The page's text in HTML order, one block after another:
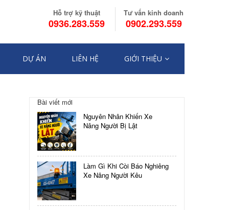
Hỗ trợ kỹ thuật
0936.283.559
Tư vấn kinh doanh
0902.293.559
DỰ ÁN LIÊN HỆ GIỚI THIỆU
Bài viết mới
Nguyên Nhân Khiến Xe
Nâng Người Bị Lật
Làm Gì Khi Còi Báo Nghiêng
Xe Nâng Người Kêu